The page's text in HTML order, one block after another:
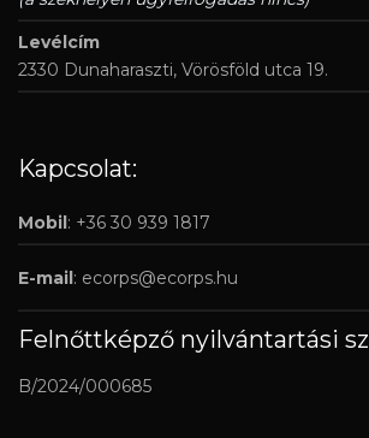
Levélcím
2330 Dunaharaszti, Vörösföld utca 19.
Kapcsolat:
Mobil: +36 30 939 1817
E-mail: ecorps@ecorps.hu
Felnőttképző nyilvántartási
B/2024/000685